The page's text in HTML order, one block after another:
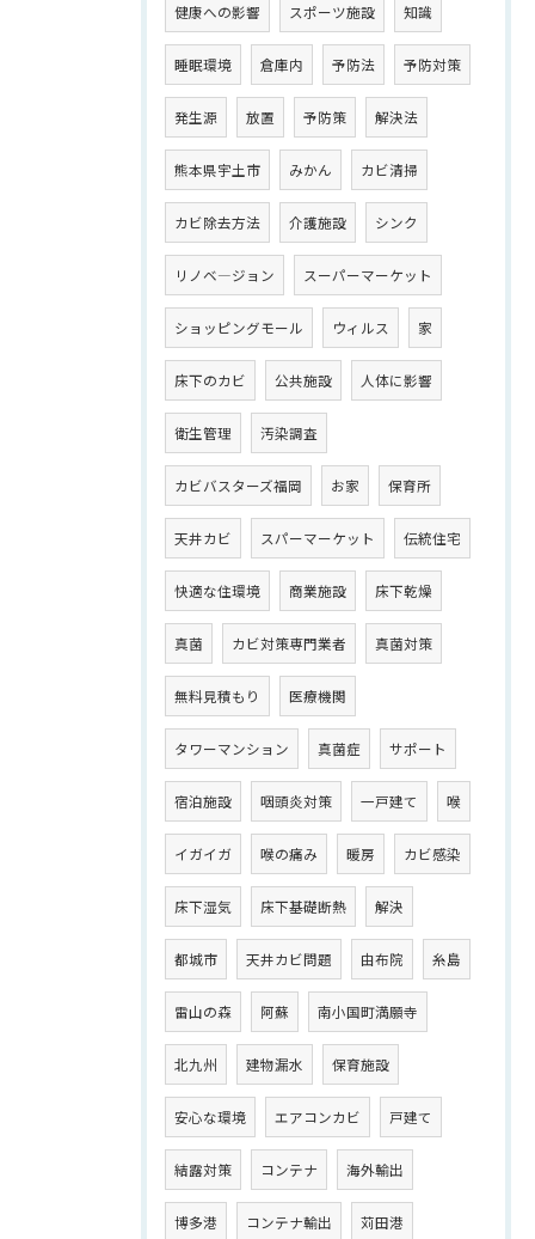
健康への影響 スポーツ施設 知識
睡眠環境 倉庫内 予防法 予防対策
発生源 放置 予防策 解決法
熊本県宇土市 みかん カビ清掃
カビ除去方法 介護施設 シンク
リノベ―ジョン スーパーマーケット
ショッピングモール ウィルス 家
床下のカビ 公共施設 人体に影響
衛生管理 汚染調査
カビバスターズ福岡 お家 保育所
天井カビ スパーマーケット 伝統住宅
快適な住環境 商業施設 床下乾燥
真菌 カビ対策専門業者 真菌対策
無料見積もり 医療機関
タワーマンション 真菌症 サポート
宿泊施設 咽頭炎対策 一戸建て 喉
イガイガ 喉の痛み 暖房 カビ感染
床下湿気 床下基礎断熱 解決
都城市 天井カビ問題 由布院 糸島
雷山の森 阿蘇 南小国町満願寺
北九州 建物漏水 保育施設
安心な環境 エアコンカビ 戸建て
結露対策 コンテナ 海外輸出
博多港 コンテナ輸出 苅田港